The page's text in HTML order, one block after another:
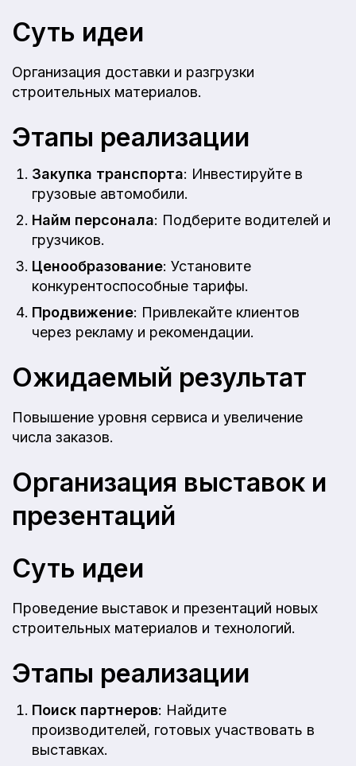
Суть идеи
Организация доставки и разгрузки
строительных материалов.
Этапы реализации
Закупка транспорта: Инвестируйте в
грузовые автомобили.
Найм персонала: Подберите водителей и
грузчиков.
Ценообразование: Установите
конкурентоспособные тарифы.
Продвижение: Привлекайте клиентов
через рекламу и рекомендации.
Ожидаемый результат
Повышение уровня сервиса и увеличение
числа заказов.
Организация выставок и
презентаций
Суть идеи
Проведение выставок и презентаций новых
строительных материалов и технологий.
Этапы реализации
Поиск партнеров: Найдите
производителей, готовых участвовать в
выставках.